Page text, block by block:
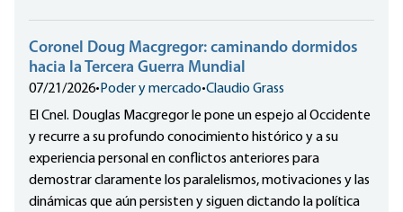
Coronel Doug Macgregor: caminando dormidos
hacia la Tercera Guerra Mundial
07/21/2026•Poder y mercado•Claudio Grass
El Cnel. Douglas Macgregor le pone un espejo al Occidente
y recurre a su profundo conocimiento histórico y a su
experiencia personal en conflictos anteriores para
demostrar claramente los paralelismos, motivaciones y las
dinámicas que aún persisten y siguen dictando la política